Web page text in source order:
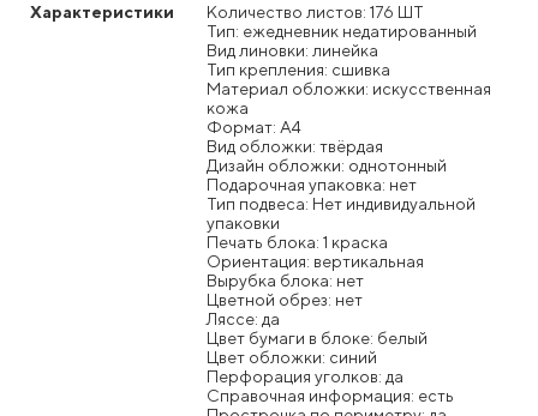
Характеристики
Количество листов: 176 ШТ
Тип: ежедневник недатированный
Вид линовки: линейка
Тип крепления: сшивка
Материал обложки: искусственная
кожа
Формат: А4
Вид обложки: твёрдая
Дизайн обложки: однотонный
Подарочная упаковка: нет
Тип подвеса: Нет индивидуальной
упаковки
Печать блока: 1 краска
Ориентация: вертикальная
Вырубка блока: нет
Цветной обрез: нет
Ляссе: да
Цвет бумаги в блоке: белый
Цвет обложки: синий
Перфорация уголков: да
Справочная информация: есть